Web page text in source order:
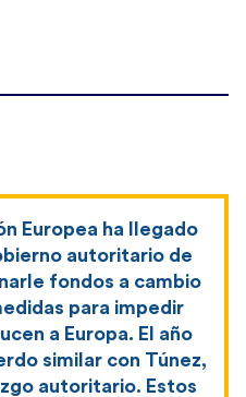
Europea ha llegado
autoritario de
fondos a cambio
para impedir
a Europa. El año
similar con Túnez,
autoritario. Estos